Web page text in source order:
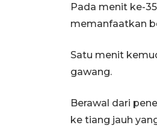
Pada menit ke-
memanfaatkan
Satu menit
gawang.
Berawal dari
ke tiang jauh